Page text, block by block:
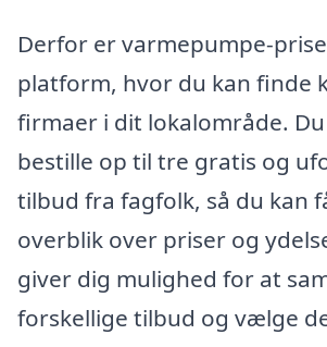
Derfor er varmepumpe-
platform, hvor du kan finde
firmaer i dit lokalområde.
bestille op til tre gratis og
tilbud fra fagfolk, så du kan
overblik over priser og
giver dig mulighed for at
forskellige tilbud og vælge